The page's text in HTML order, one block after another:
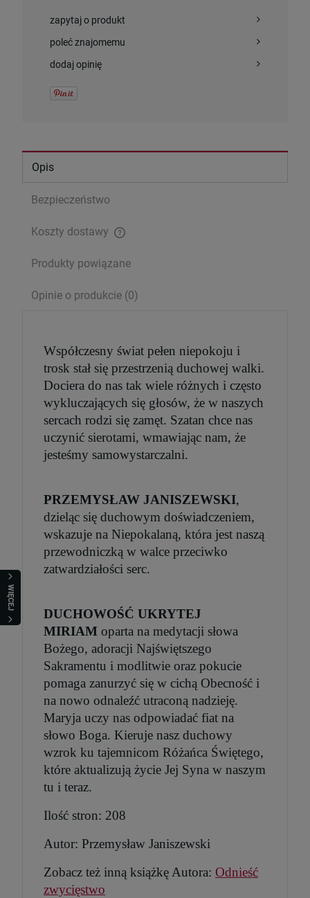
kieszonkowa
13,00 zł
Cena regularna: 15,00 zł
Najniższa cena: 15,00 zł
szt.
WIĘCEJ
zapytaj o produkt
poleć znajomemu
dodaj opinię
Opis
Bezpieczeństwo
Koszty dostawy
Produkty powiązane
Opinie o produkcie (0)
Współczesny świat pełen niepokoju i
trosk stał się przestrzenią duchowej walki.
Dociera do nas tak wiele różnych i często
wykluczających się głosów, że w naszych
sercach rodzi się zamęt. Szatan chce nas
uczynić sierotami, wmawiając nam, że
jesteśmy samowystarczalni.
PRZEMYSŁAW JANISZEWSKI,
dzieląc się duchowym doświadczeniem,
wskazuje na Niepokalaną, która jest naszą
przewodniczką w walce przeciwko
zatwardziałości serc.
DUCHOWOŚĆ UKRYTEJ
MIRIAM oparta na medytacji słowa
Bożego, adoracji Najświętszego
Sakramentu i modlitwie oraz pokucie
pomaga zanurzyć się w cichą Obecność i
na nowo odnaleźć utraconą nadzieję.
Maryja uczy nas odpowiadać fiat na
słowo Boga. Kieruje nasz duchowy
wzrok ku tajemnicom Różańca Świętego,
które aktualizują życie Jej Syna w naszym
tu i teraz.
Ilość stron: 208
Autor: Przemysław Janiszewski
Zobacz też inną książkę Autora: Odnieść
zwycięstwo